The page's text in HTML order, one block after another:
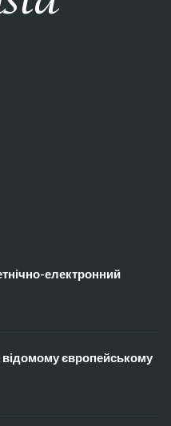
електронний
відомому європейському